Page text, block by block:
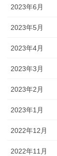
2023年6月
2023年5月
2023年4月
2023年3月
2023年2月
2023年1月
2022年12月
2022年11月